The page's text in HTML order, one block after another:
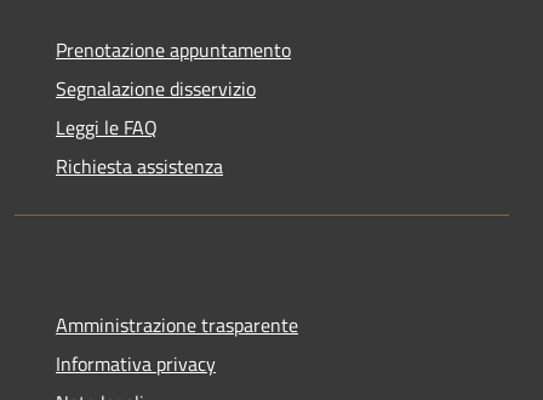
Prenotazione appuntamento
Segnalazione disservizio
Leggi le FAQ
Richiesta assistenza
Amministrazione trasparente
Informativa privacy